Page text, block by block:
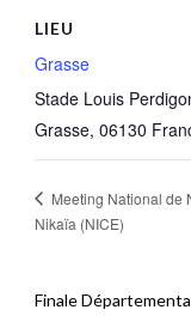
LIEU
Grasse
Stade Louis
Grasse, 06130
Meeting National de
Nikaïa (NICE)
Finale